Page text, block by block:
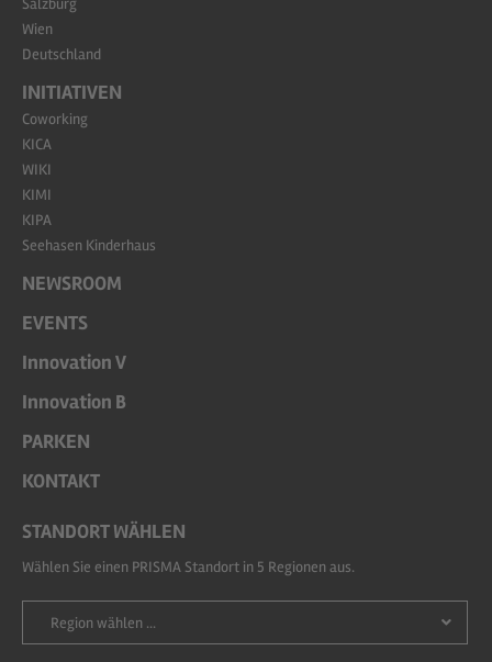
Salzburg
Wien
Deutschland
INITIATIVEN
Coworking
KICA
WIKI
KIMI
KIPA
Seehasen Kinderhaus
NEWSROOM
EVENTS
Innovation V
Innovation B
PARKEN
KONTAKT
STANDORT WÄHLEN
Wählen Sie einen PRISMA Standort in 5 Regionen aus.
Region wählen ...